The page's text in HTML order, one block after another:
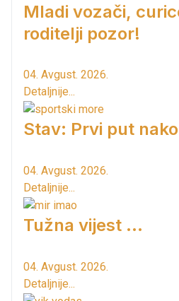
Mladi vozači,
roditelji pozor!
04. Avgust. 2026.
Detaljnije...
Stav: Prvi put
04. Avgust. 2026.
Detaljnije...
Tužna vijest ...
04. Avgust. 2026.
Detaljnije...